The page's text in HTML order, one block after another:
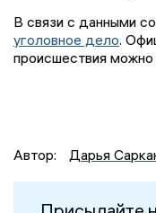
В связи с данными
уголовное дело.
происшествия можно
Автор: Дарья